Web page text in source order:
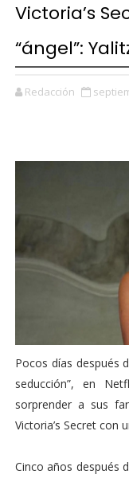
Victoria’s
“ángel”:
Redacción
Pocos días después
seducción”, en
sorprender a sus
Victoria’s Secret con
Cinco años después